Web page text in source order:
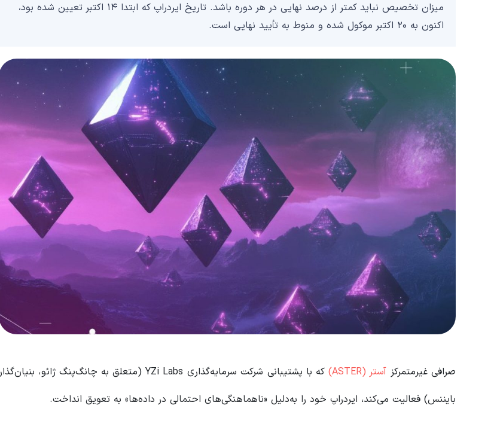
میزان تخصیص نباید کمتر از درصد نهایی در هر دوره باشد. تاریخ ایردراپ که ابتدا ۱۴ اکتبر تعیین شده بود،
اکنون به ۲۰ اکتبر موکول شده و منوط به تأیید نهایی است.
صرافی غیرمتمرکز آستر (ASTER)
که با پشتیبانی شرکت سرمایه‌گذاری YZi Labs (متعلق به چانگ‌پنگ ژائو، بنیان‌گذار
بایننس) فعالیت می‌کند، ایردراپ خود را به‌دلیل «ناهماهنگی‌های احتمالی در داده‌ها» به تعویق انداخت.